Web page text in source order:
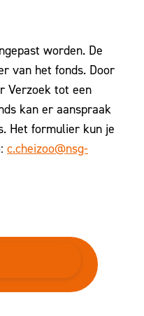
worden. De
van het fonds. Door
Verzoek tot een
kan er aanspraak
Het formulier kun je
c.cheizoo@nsg-